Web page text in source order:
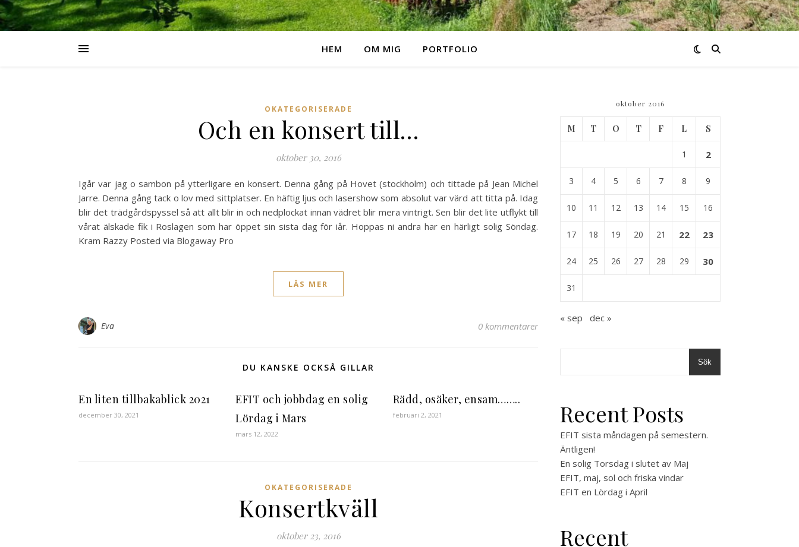
HEM OM MIG PORTFOLIO
OKATEGORISERADE
Och en konsert till…
oktober 30, 2016
Igår var jag o sambon på ytterligare en konsert. Denna gång på Hovet (stockholm) och tittade på Jean Michel
Jarre. Denna gång tack o lov med sittplatser. En häftig ljus och lasershow som absolut var värd att titta på. Idag
blir det trädgårdspyssel så att allt blir in och nedplockat innan vädret blir mera vintrigt. Sen blir det lite utflykt till
vårat älskade fik i Roslagen som har öppet sin sista dag för iår. Hoppas ni andra har en härligt solig Söndag.
Kram Razzy Posted via Blogaway Pro
LÄS MER
Eva 0 kommentarer
DU KANSKE OCKSÅ GILLAR
En liten tillbakablick 2021
december 30, 2021
EFIT och jobbdag en solig
Lördag i Mars
mars 12, 2022
Rädd, osäker, ensam……..
februari 2, 2021
OKATEGORISERADE
Konsertkväll
oktober 23, 2016
oktober 2016
M T O T F L S
1 2
3 4 5 6 7 8 9
10 11 12 13 14 15 16
17 18 19 20 21 22 23
24 25 26 27 28 29 30
31
« sep dec »
Sök
Recent Posts
EFIT sista måndagen på semestern.
Äntligen!
En solig Torsdag i slutet av Maj
EFIT, maj, sol och friska vindar
EFIT en Lördag i April
Recent